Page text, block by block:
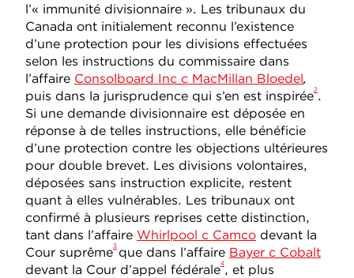
l’« immunité divisionnaire ». Les tribunaux du
Canada ont initialement reconnu l’existence
d’une protection pour les divisions effectuées
selon les instructions du commissaire dans
l’affaire Consolboard Inc c MacMillan Bloedel,
puis dans la jurisprudence qui s’en est inspirée2.
Si une demande divisionnaire est déposée en
réponse à de telles instructions, elle bénéficie
d’une protection contre les objections ultérieures
pour double brevet. Les divisions volontaires,
déposées sans instruction explicite, restent
quant à elles vulnérables. Les tribunaux ont
confirmé à plusieurs reprises cette distinction,
tant dans l’affaire Whirlpool c Camco devant la
Cour suprême3 que dans l’affaire Bayer c Cobalt
devant la Cour d’appel fédérale4, et plus